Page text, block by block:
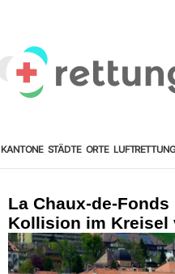
KANTONE STÄDTE ORTE LUFTRETTUNG
La Chaux-de-
Kollision im Kreisel